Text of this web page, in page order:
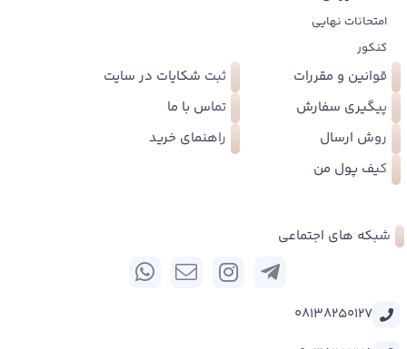
امتحانات نهایی
کنکور
قوانین و مقررات
ثبت شکایات در سایت
پیگیری سفارش
تماس با ما
روش ارسال
راهنمای خرید
کیف پول من
شبکه های اجتماعی
08138250127